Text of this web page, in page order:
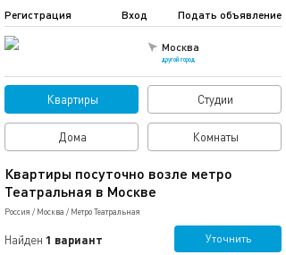
Москва
другой город
Подать объявление
Регистрация Вход
Квартиры Студии
Дома Комнаты
Квартиры посуточно возле метро
Театральная в Москве
Россия / Москва / Метро Театральная
Найден 1 вариант Уточнить